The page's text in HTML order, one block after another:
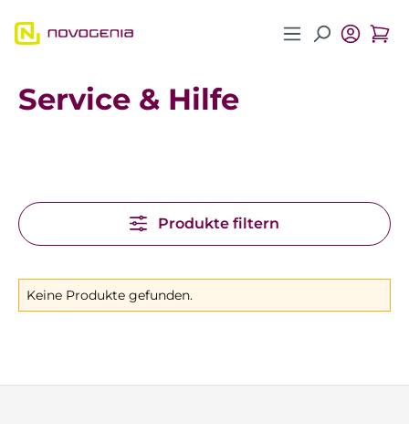
Zum Hauptinhalt springen
Service & Hilfe
Produkte filtern
Keine Produkte gefunden.